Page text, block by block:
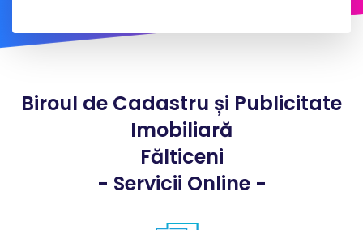
Biroul de Cadastru și Publicitate
Imobiliară
Fălticeni
- Servicii Online -